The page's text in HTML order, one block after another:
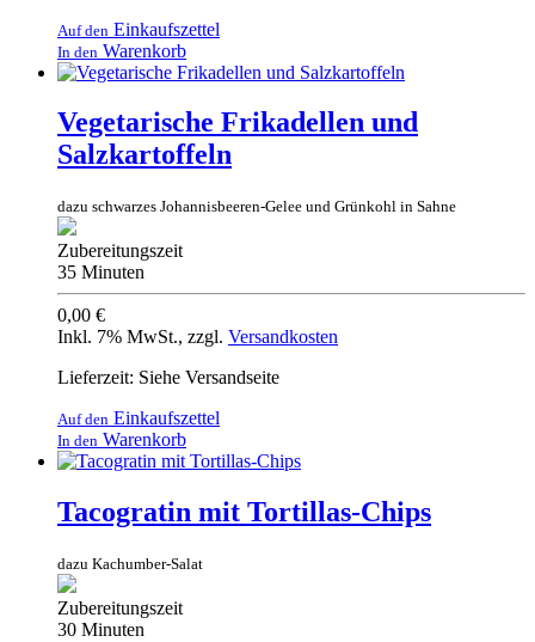
Auf den Einkaufszettel
In den Warenkorb
Vegetarische Frikadellen und
Salzkartoffeln
dazu schwarzes Johannisbeeren-Gelee und Grünkohl in Sahne
Zubereitungszeit
35 Minuten
0,00 €
Inkl. 7% MwSt., zzgl. Versandkosten
Lieferzeit: Siehe Versandseite
Auf den Einkaufszettel
In den Warenkorb
Tacogratin mit Tortillas-Chips
dazu Kachumber-Salat
Zubereitungszeit
30 Minuten